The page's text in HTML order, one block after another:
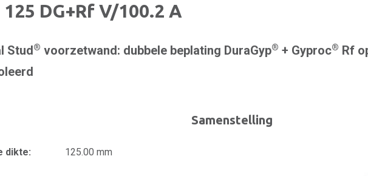
125 DG+Rf V/100.2 A
Stud® voorzetwand: dubbele beplating DuraGyp® + Gyproc® Rf
Samenstelling
dikte: 125.00 mm